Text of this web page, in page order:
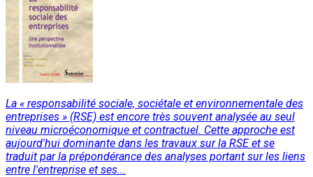
La « responsabilité sociale, sociétale et environnementale des
entreprises » (RSE) est encore très souvent analysée au seul
niveau microéconomique et contractuel. Cette approche est
aujourd'hui dominante dans les travaux sur la RSE et se
traduit par la prépondérance des analyses portant sur les liens
entre l'entreprise et ses...